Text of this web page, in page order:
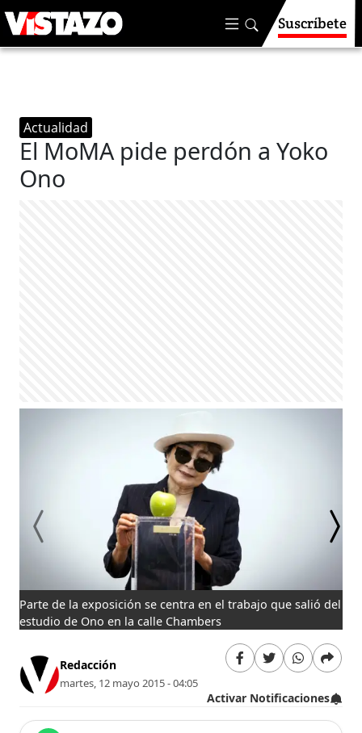
Suscríbete
Actualidad
El MoMA pide perdón a Yoko
Ono
Parte de la exposición se centra en el trabajo que salió del
estudio de Ono en la calle Chambers
Redacción
martes, 12 mayo 2015 - 04:05
Activar Notificaciones